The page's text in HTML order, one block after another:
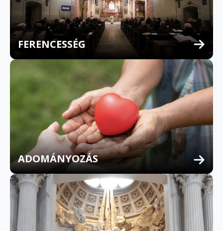
FERENCESSÉG
MULTILINGUAL CONFESSION
ADOMÁNYOZÁS